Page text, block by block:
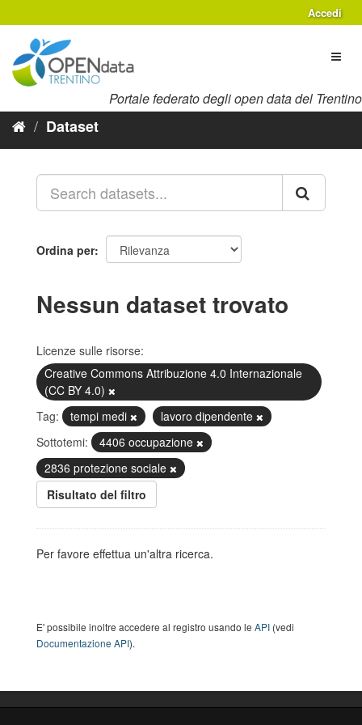
al
contenuto
Accedi
Portale federato degli open data del Trentino
Dataset
Ordina per
Nessun dataset trovato
Licenze sulle risorse:
Creative Commons Attribuzione 4.0 Internazionale
(CC BY 4.0)
Tag:
tempi medi
lavoro dipendente
Sottotemi:
4406 occupazione
2836 protezione sociale
Risultato del filtro
Per favore effettua un'altra ricerca.
E' possibile inoltre accedere al registro usando le API (vedi
Documentazione API).